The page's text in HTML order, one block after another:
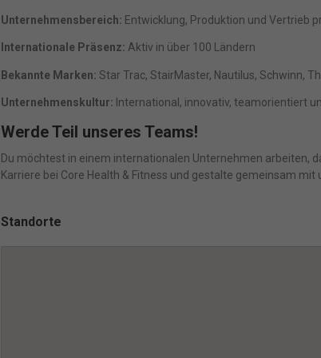
Unternehmensbereich: Entwicklung, Produktion und Vertrieb
Internationale Präsenz: Aktiv in über 100 Ländern
Bekannte Marken: Star Trac, StairMaster, Nautilus, Schwinn,
Unternehmenskultur: International, innovativ, teamorientiert
Werde Teil unseres Teams!
Du möchtest in einem internationalen Unternehmen arbeiten,
Karriere bei Core Health & Fitness und gestalte gemeinsam mit
Standorte
Datenschutzeinstellungen
Essenziell (1)
Essenzielle Cookies ermöglichen grundlegende Funktionen
Marketing (1)
Marketing-Cookies werden von Drittanbietern oder Publishern